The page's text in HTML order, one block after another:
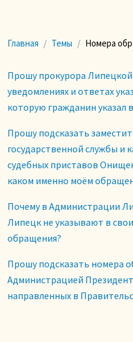
Главная Темы Номера
Прошу прокурора Липецкой
уведомлениях и ответах
которую гражданин указал
Прошу подсказать
государственной службы и
судебных приставов
каком именно моём
Почему в Администрации
Липецк не указывают в
обращения?
Прошу подсказать номера
Администрацией
направленных в